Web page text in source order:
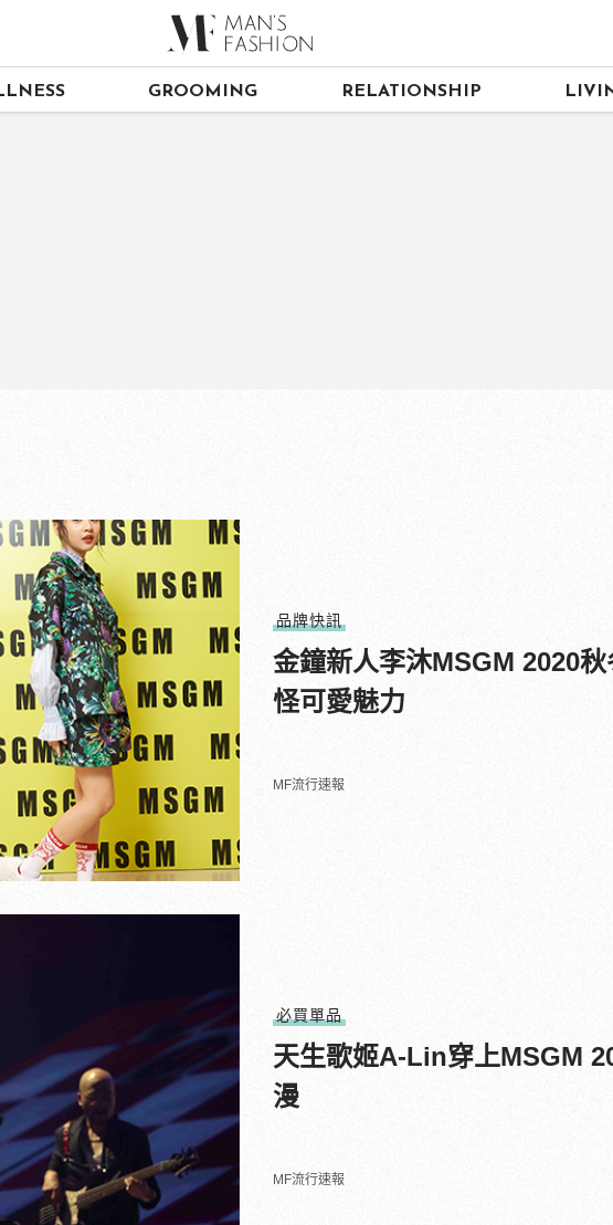
GROOMING RELATIONSHIP
品牌快訊
金鐘新人李沐MSGM 2020
怪可愛魅力
MF流行速報
必買單品
天生歌姬A-Lin穿上MSGM
漫
MF流行速報